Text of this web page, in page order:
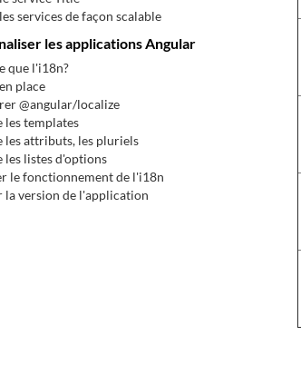
services de façon scalable
les applications Angular
que l'i18n?
place
@angular/localize
les templates
les attributs, les pluriels
les listes d'options
le fonctionnement de l'i18n
la version de l'application